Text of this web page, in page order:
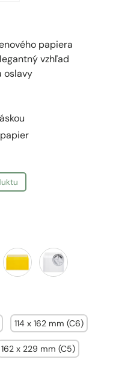
papiera
vzhľad
oslavy
Žltá Biela
114 x 162 mm (C6)
162 x 229 mm (C5)